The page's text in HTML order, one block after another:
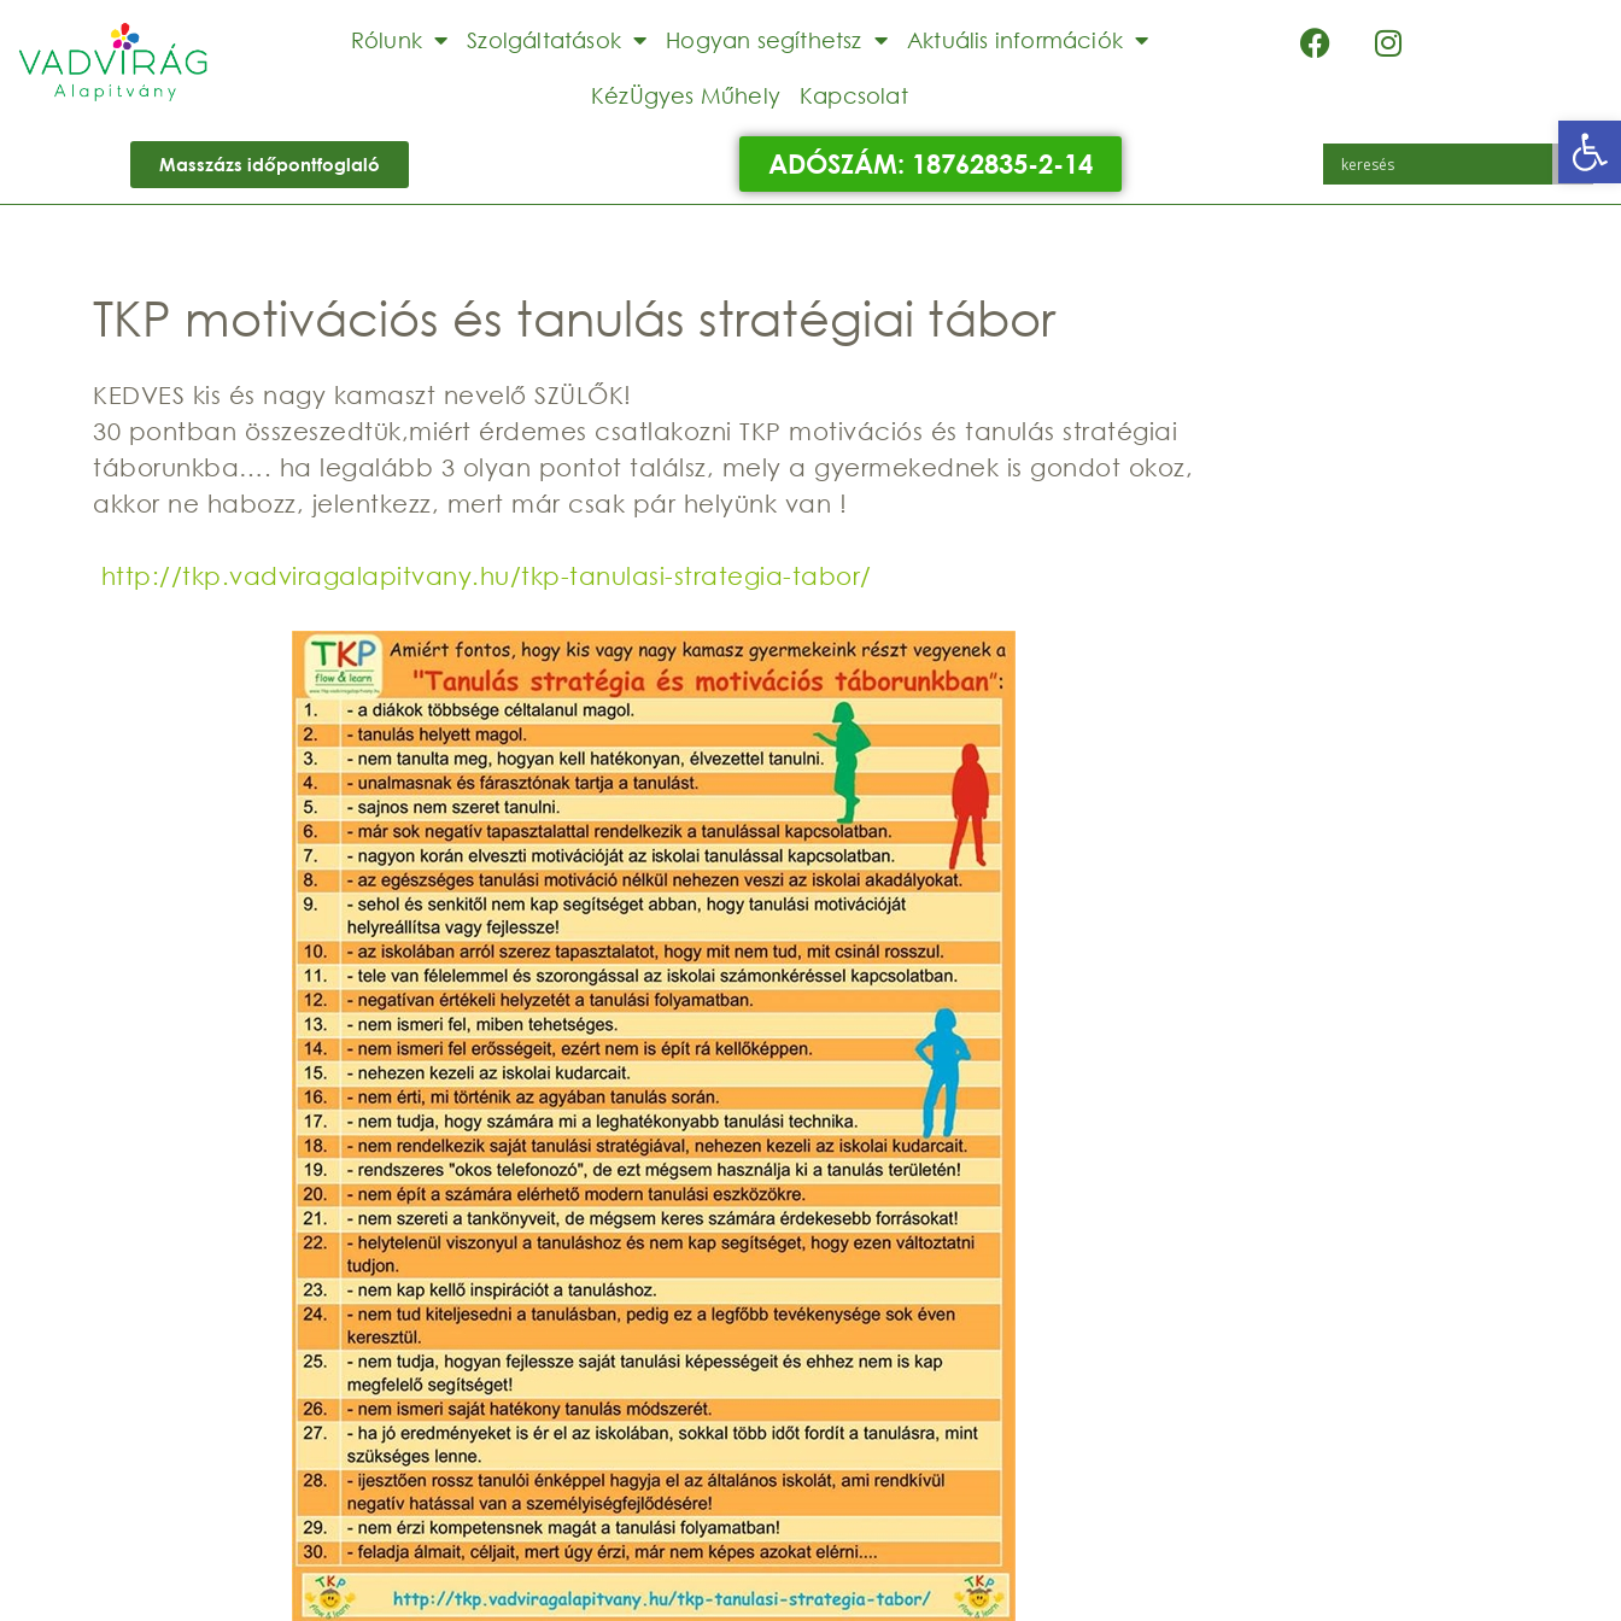
Rólunk Szolgáltatások Hogyan segíthetsz Aktuális információk
KézÜgyes Műhely Kapcsolat
Masszázs időpontfoglaló ADÓSZÁM: 18762835-2-14
TKP motivációs és tanulás stratégiai tábor
KEDVES kis és nagy kamaszt nevelő SZÜLŐK!
30 pontban összeszedtük,miért érdemes csatlakozni TKP motivációs és tanulás stratégiai
táborunkba…. ha legalább 3 olyan pontot találsz, mely a gyermekednek is gondot okoz,
akkor ne habozz, jelentkezz, mert már csak pár helyünk van !
http://tkp.vadviragalapitvany.hu/tkp-tanulasi-strategia-tabor/